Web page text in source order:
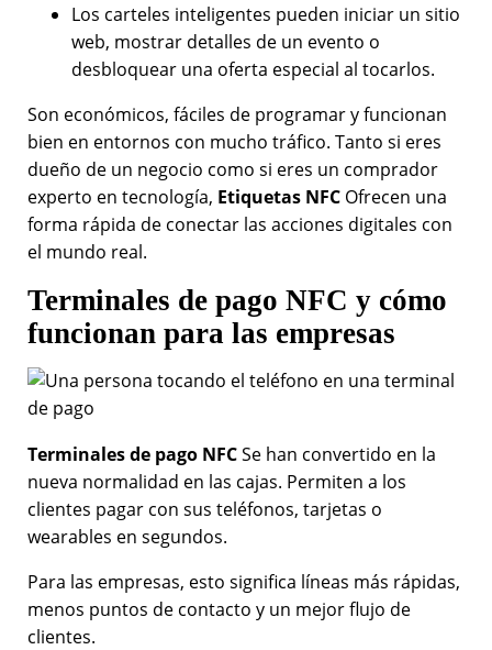
Los carteles inteligentes pueden iniciar un sitio
web, mostrar detalles de un evento o
desbloquear una oferta especial al tocarlos.
Son económicos, fáciles de programar y funcionan
bien en entornos con mucho tráfico. Tanto si eres
dueño de un negocio como si eres un comprador
experto en tecnología, Etiquetas NFC Ofrecen una
forma rápida de conectar las acciones digitales con
el mundo real.
Terminales de pago NFC y cómo
funcionan para las empresas
Terminales de pago NFCSe han convertido en la
nueva normalidad en las cajas. Permiten a los
clientes pagar con sus teléfonos, tarjetas o
wearables en segundos.
Para las empresas, esto significa líneas más rápidas,
menos puntos de contacto y un mejor flujo de
clientes.